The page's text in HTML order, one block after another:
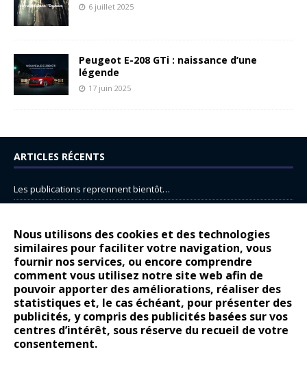
Nous utilisons des cookies et des technologies
similaires pour faciliter votre navigation, vous
fournir nos services, ou encore comprendre
comment vous utilisez notre site web afin de
pouvoir apporter des améliorations, réaliser des
statistiques et, le cas échéant, pour présenter des
publicités, y compris des publicités basées sur vos
centres d’intérêt, sous réserve du recueil de votre
consentement.
6 juillet 2025
Peugeot E-208 GTi : naissance d’une
légende
17 juin 2025
ARTICLES RÉCENTS
Les publications reprennent bientôt…
14 juillet : nouveau film de marque pour Citroën
Renault Espace : voyage, voyage…
Peugeot E-208 GTi : naissance d’une légende
COMMENTAIRES RÉCENTS
Bernard DardartdansDacia Sandero : pour les gens vrais